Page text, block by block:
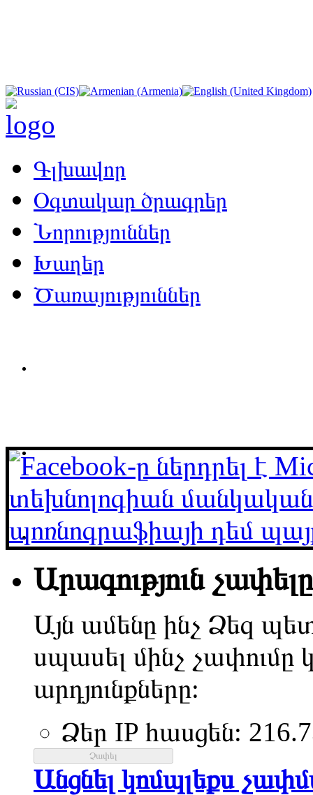
Գլխավոր
Օգտակար ծրագրեր
Նորություններ
Խաղեր
Ծառայություններ
Արագություն
Այն ամենը ինչ Ձեզ
սպասել մինչ
արդյունքները:
Ձեր IP հասցեն:
Անցնել կոմպլեքս